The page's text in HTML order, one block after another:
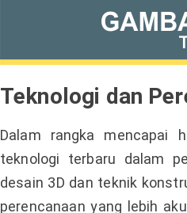
Teknologi dan
Dalam rangka mencapai
teknologi terbaru dalam
desain 3D dan teknik
perencanaan yang lebih